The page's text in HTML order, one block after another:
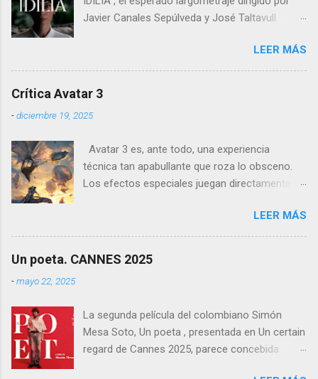
Javier Canales Sepúlveda y José Taltavull
próximo 27 de febrero . Tras un destacado
recorrido por festivales nacionales e
en la historia del cine balear .
LEER MÁS
Crítica Avatar 3
-diciembre 19, 2025
Avatar 3 es, ante todo, una experiencia
técnica tan apabullante que roza lo obsceno.
Los efectos especiales juegan directamente en
otras películas, es que directamente parecen
inalcanzables para el resto del cine mundial
entero.
LEER MÁS
Un poeta. CANNES 2025
-mayo 22, 2025
La segunda película del colombiano Simón
Mesa Soto, Un poeta , presentada en Un certain
regard de Cannes 2025, parece concebida